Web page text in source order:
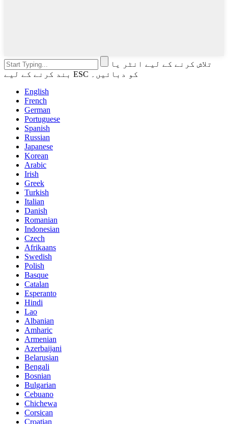
تلاش کرنے کے لیے انٹر یا
بند کرنے کے لیے ESC کو دبائیں۔
English
French
German
Portuguese
Spanish
Russian
Japanese
Korean
Arabic
Irish
Greek
Turkish
Italian
Danish
Romanian
Indonesian
Czech
Afrikaans
Swedish
Polish
Basque
Catalan
Esperanto
Hindi
Lao
Albanian
Amharic
Armenian
Azerbaijani
Belarusian
Bengali
Bosnian
Bulgarian
Cebuano
Chichewa
Corsican
Croatian